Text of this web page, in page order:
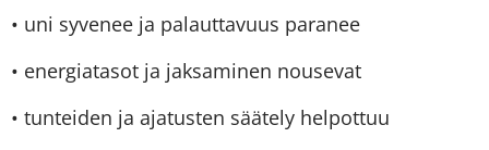
• uni syvenee ja palauttavuus paranee
• energiatasot ja jaksaminen nousevat
• tunteiden ja ajatusten säätely helpottuu